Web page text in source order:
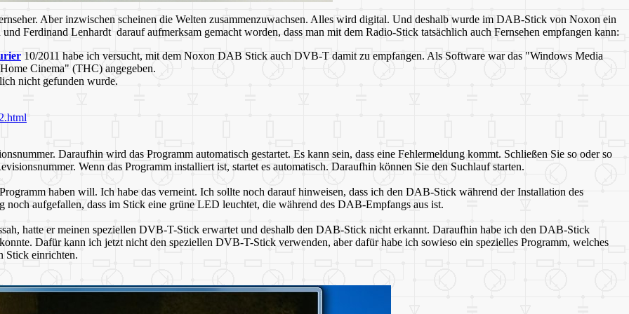
Aber inzwischen scheinen die Welten zusammenzuwachsen. Alles wird digital. Und deshalb wurde im DAB-Stick von Noxon ein
Ferdinand Lenhardt darauf aufmerksam gemacht worden, dass man mit dem Radio-Stick tatsächlich auch Fernsehen empfangen kann:
10/2011 habe ich versucht, mit dem Noxon DAB Stick auch DVB-T damit zu empfangen. Als Software war das "Windows Media
Cinema" (THC) angegeben.
nicht gefunden wurde.
Daraufhin wird das Programm automatisch gestartet. Es kann sein, dass eine Fehlermeldung kommt. Schließen Sie so oder so
Wenn das Programm installiert ist, startet es automatisch. Daraufhin können Sie den Suchlauf starten.
haben will. Ich habe das verneint. Ich sollte noch darauf hinweisen, dass ich den DAB-Stick während der Installation des
aufgefallen, dass im Stick eine grüne LED leuchtet, die während des DAB-Empfangs aus ist.
hatte er meinen speziellen DVB-T-Stick erwartet und deshalb den DAB-Stick nicht erkannt. Daraufhin habe ich den DAB-Stick
Dafür kann ich jetzt nicht den speziellen DVB-T-Stick verwenden, aber dafür habe ich sowieso ein spezielles Programm, welches
Stick einrichten.